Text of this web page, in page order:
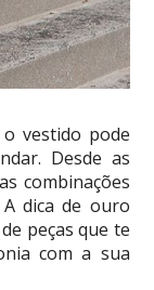
vestido pode
Desde as
combinações
dica de ouro
peças que te
com a sua